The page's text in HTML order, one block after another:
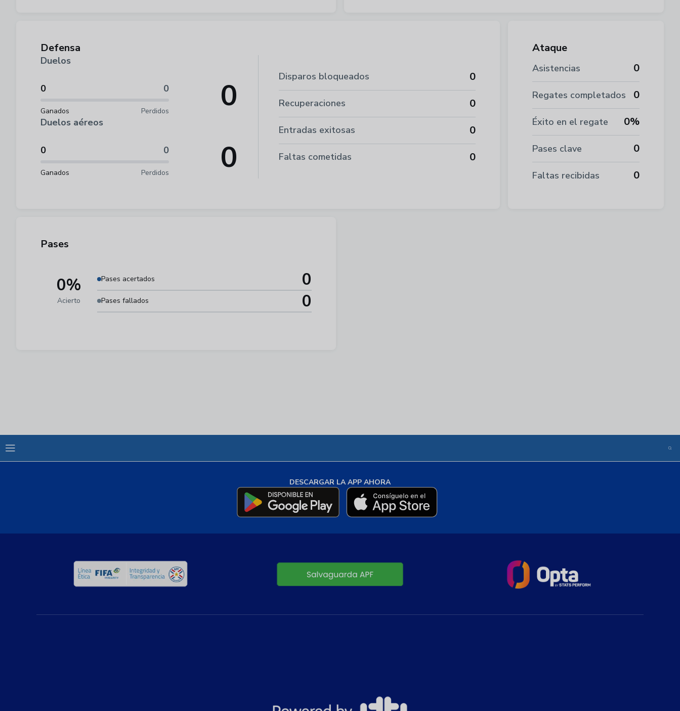
Ataque
Asistencias 0
Regates completados 0
Éxito en el regate 0%
Pases clave 0
Faltas recibidas 0
Defensa
Duelos
0 0
Ganados Perdidos 0
Duelos aéreos
0 0
Ganados Perdidos 0
Disparos bloqueados 0
Recuperaciones 0
Entradas exitosas 0
Faltas cometidas 0
Pases
0%
Acierto
Pases acertados 0
Pases fallados 0
DESCARGAR LA APP AHORA